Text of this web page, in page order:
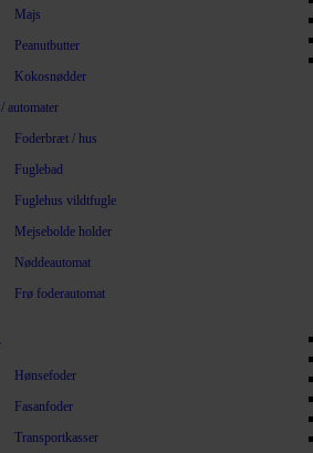
Majs
Peanutbutter
Kokosnødder
automater
Foderbræt / hus
Fuglebad
Fuglehus vildtfugle
Mejsebolde holder
Nøddeautomat
Frø foderautomat
Hønsefoder
Fasanfoder
Transportkasser